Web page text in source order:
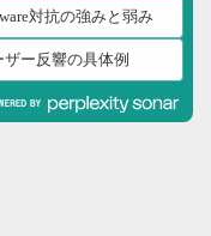
対抗の強みと弱み
ザー反響の具体例